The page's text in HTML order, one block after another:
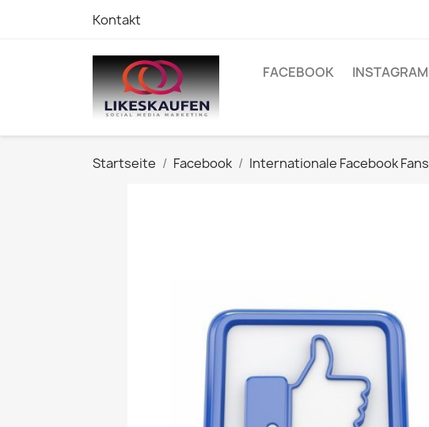
Kontakt
FACEBOOK INSTAGRAM
Startseite Facebook Internationale Facebook Fans